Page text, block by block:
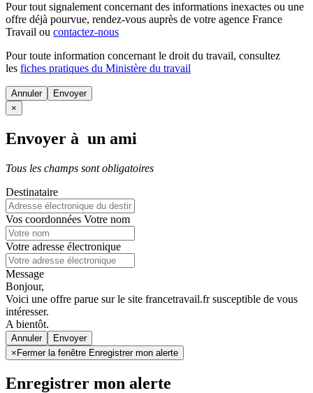
Pour tout signalement concernant des informations inexactes ou une
offre déjà pourvue, rendez-vous auprès de votre agence France
Travail ou contactez-nous
Pour toute information concernant le droit du travail, consultez
les fiches pratiques du Ministère du travail
Annuler
×
Envoyer à un ami
Tous les champs sont obligatoires
Destinataire
Vos coordonnées Votre nom
Votre adresse électronique
Message
Bonjour,
Voici une offre parue sur le site francetravail.fr susceptible de vous
intéresser.
A bientôt.
Annuler
× Fermer la fenêtre Enregistrer mon alerte
Enregistrer mon alerte